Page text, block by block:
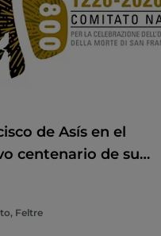
de Asís en el
centenario de su
Feltre